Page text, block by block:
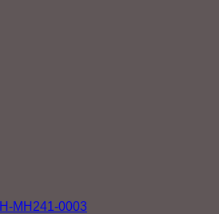
MH241-0003